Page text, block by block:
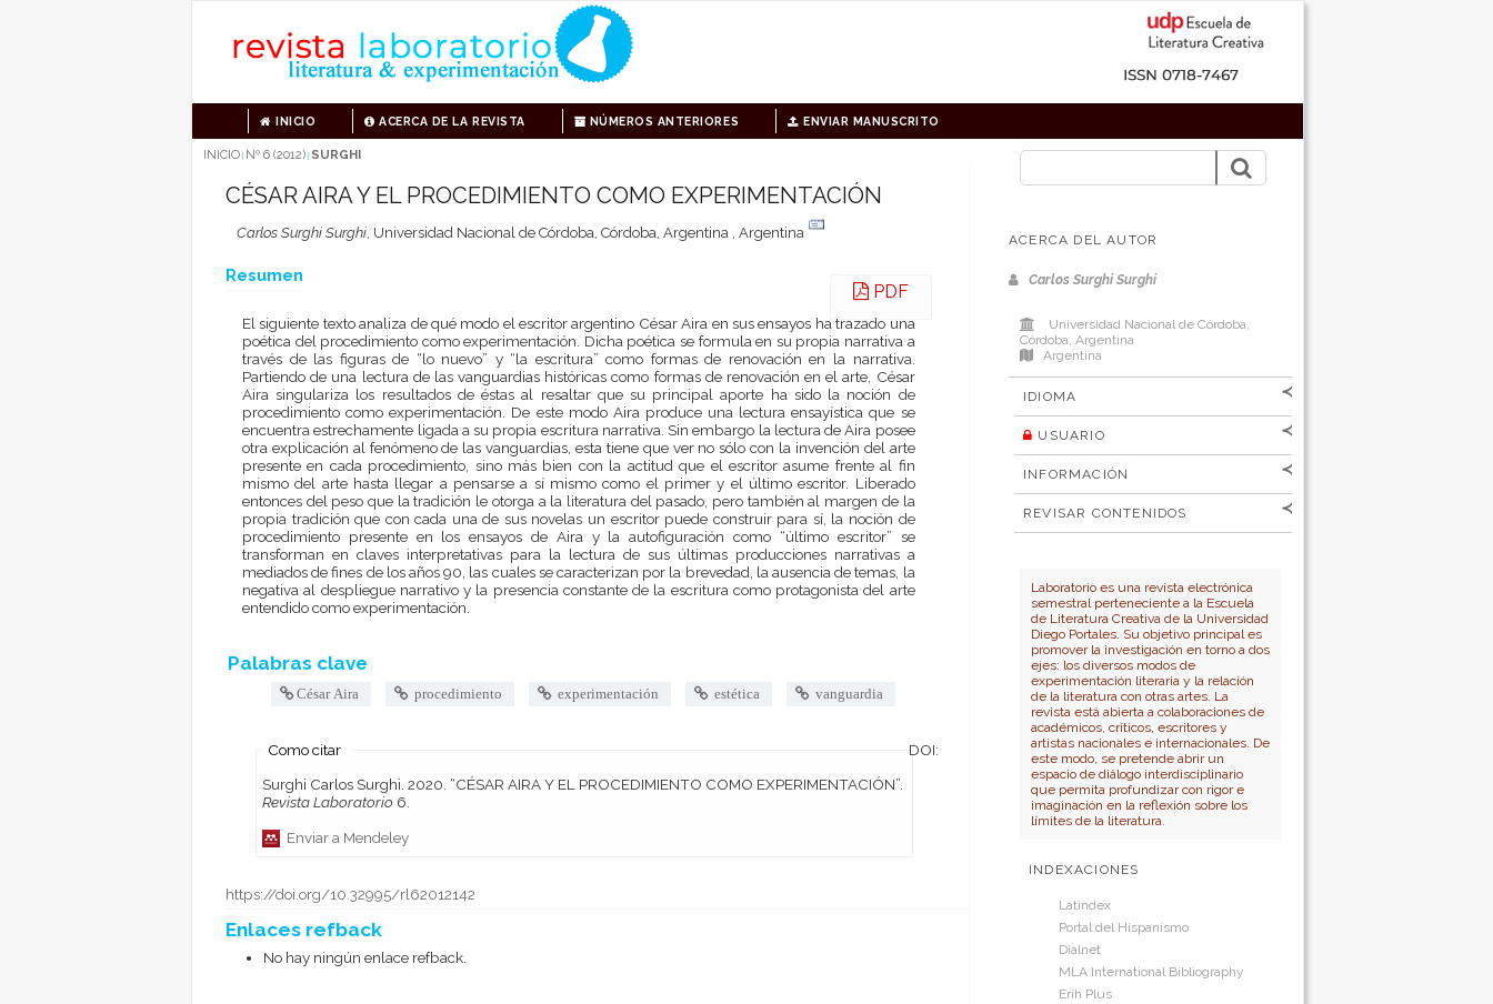
INICIO ACERCA DE LA REVISTA NÚMEROS ANTERIORES ENVIAR MANUSCRITO
ACERCA DEL AUTOR
Carlos Surghi Surghi
Universidad Nacional de Córdoba,
Córdoba, Argentina
Argentina
IDIOMA
[Español
USUARIO
Nombre de
usuario
Contraseña
INFORMACIÓN
Para lectores/as
Para autores
REVISAR CONTENIDOS
Autor
Título
Laboratorio es una revista electrónica
semestral perteneciente a la Escuela
de Literatura Creativa de la Universidad
Diego Portales. Su objetivo principal es
promover la investigación en torno a dos
ejes: los diversos modos de
experimentación literaria y la relación
de la literatura con otras artes. La
revista está abierta a colaboraciones de
académicos, críticos, escritores y
artistas nacionales e internacionales. De
este modo, se pretende abrir un
espacio de diálogo interdisciplinario
que permita profundizar con rigor e
imaginación en la reflexión sobre los
límites de la literatura.
INDEXACIONES
Latindex
Portal del Hispanismo
Dialnet
MLA International Bibliography
Erih Plus
INICIO | Nº 6 (2012) | SURGHI
CÉSAR AIRA Y EL PROCEDIMIENTO COMO EXPERIMENTACIÓN
Carlos Surghi Surghi, Universidad Nacional de Córdoba, Córdoba, Argentina , Argentina
Resumen
PDF
El siguiente texto analiza de qué modo el escritor argentino César Aira en sus ensayos ha trazado una
poética del procedimiento como experimentación. Dicha poética se formula en su propia narrativa a
través de las figuras de “lo nuevo” y “la escritura” como formas de renovación en la narrativa.
Partiendo de una lectura de las vanguardias históricas como formas de renovación en el arte, César
Aira singulariza los resultados de éstas al resaltar que su principal aporte ha sido la noción de
procedimiento como experimentación. De este modo Aira produce una lectura ensayística que se
encuentra estrechamente ligada a su propia escritura narrativa. Sin embargo la lectura de Aira posee
otra explicación al fenómeno de las vanguardias, esta tiene que ver no sólo con la invención del arte
presente en cada procedimiento, sino más bien con la actitud que el escritor asume frente al fin
mismo del arte hasta llegar a pensarse a sí mismo como el primer y el último escritor. Liberado
entonces del peso que la tradición le otorga a la literatura del pasado, pero también al margen de la
propia tradición que con cada una de sus novelas un escritor puede construir para sí, la noción de
procedimiento presente en los ensayos de Aira y la autofiguración como “último escritor” se
transforman en claves interpretativas para la lectura de sus últimas producciones narrativas a
mediados de fines de los años 90, las cuales se caracterizan por la brevedad, la ausencia de temas, la
negativa al despliegue narrativo y la presencia constante de la escritura como protagonista del arte
entendido como experimentación.
Palabras clave
César Aira procedimiento experimentación estética vanguardia
Como citar
Surghi Carlos Surghi. 2020. “CÉSAR AIRA Y EL PROCEDIMIENTO COMO EXPERIMENTACIÓN”.
Revista Laboratorio 6.
Enviar a Mendeley
DOI:
https://doi.org/10.32995/rl62012142
Enlaces refback
No hay ningún enlace refback.